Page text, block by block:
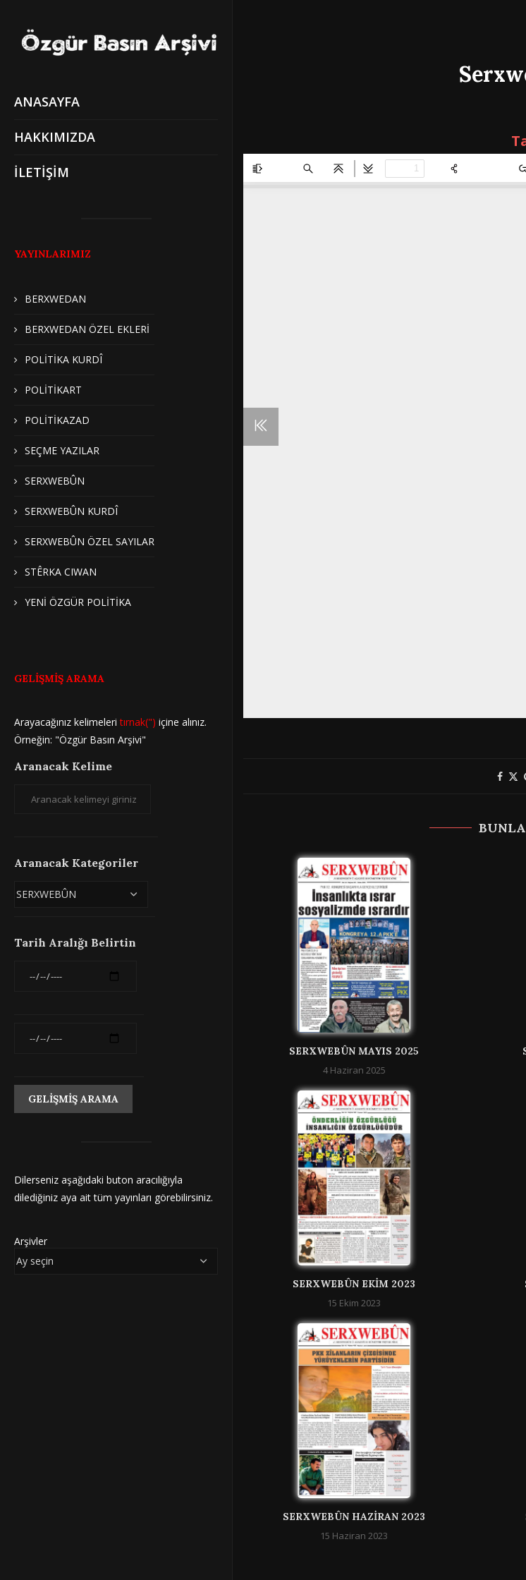
ANASAYFA
HAKKIMIZDA
İLETİŞİM
YAYINLARIMIZ
BERXWEDAN
BERXWEDAN ÖZEL EKLERİ
POLİTİKA KURDÎ
POLİTİKART
POLİTİKAZAD
SEÇME YAZILAR
SERXWEBÛN
SERXWEBÛN KURDÎ
SERXWEBÛN ÖZEL SAYILAR
STÊRKA CIWAN
YENİ ÖZGÜR POLİTİKA
GELİŞMİŞ ARAMA
Arayacağınız kelimeleritırnak(") içine alınız.
Örneğin: "Özgür Basın Arşivi"
Aranacak Kelime
Aranacak Kategoriler
Tarih Aralığı Belirtin
Dilerseniz aşağıdaki buton aracılığıyla
dilediğiniz aya ait tüm yayınları görebilirsiniz.
Arşivler
SERXWEBÛN MAYIS 2025
4 Haziran 2025
SERXWEBÛN EKIM 2023
15 Ekim 2023
SERXWEBÛN HAZIRAN 2023
15 Haziran 2023